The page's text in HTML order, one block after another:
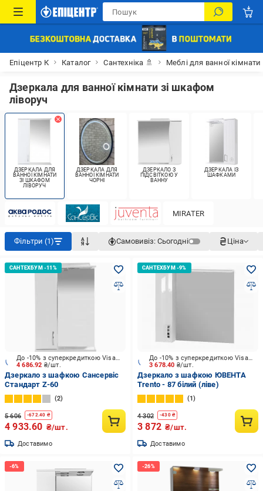
Епіцентр К Каталог Сантехніка 🚿 Меблі для ванної кімнати
Дзеркала для ванної кімнати зі шкафом
ліворуч
ДЗЕРКАЛА ДЛЯ
ВАННОЇ КІМНАТИ
ЗІ ШКАФОМ
ЛІВОРУЧ
ДЗЕРКАЛА ДЛЯ
ВАННОЇ КІМНАТИ
ЧОРНІ
ДЗЕРКАЛО З
ПІДСВІТКОЮ У
ВАННУ
ДЗЕРКАЛА ІЗ
ШАФКАМИ
MIRATER
Фільтри (1) Самовивіз: Сьогодні Ціна
4 686.92 ₴/шт.
До -10% з суперкредиткою Visa Вигода
Дзеркало з шафкою Сансервіс
Стандарт Z-60
2
5 606 -672.40 ₴
4 933.60 ₴/шт.
Доставимо
3 678.40 ₴/шт.
До -10% з суперкредиткою Visa Вигода
Дзеркало з шафкою ЮВЕНТА
Trento - 87 білий (ліве)
1
4 302 -430₴
3 872 ₴/шт.
Доставимо